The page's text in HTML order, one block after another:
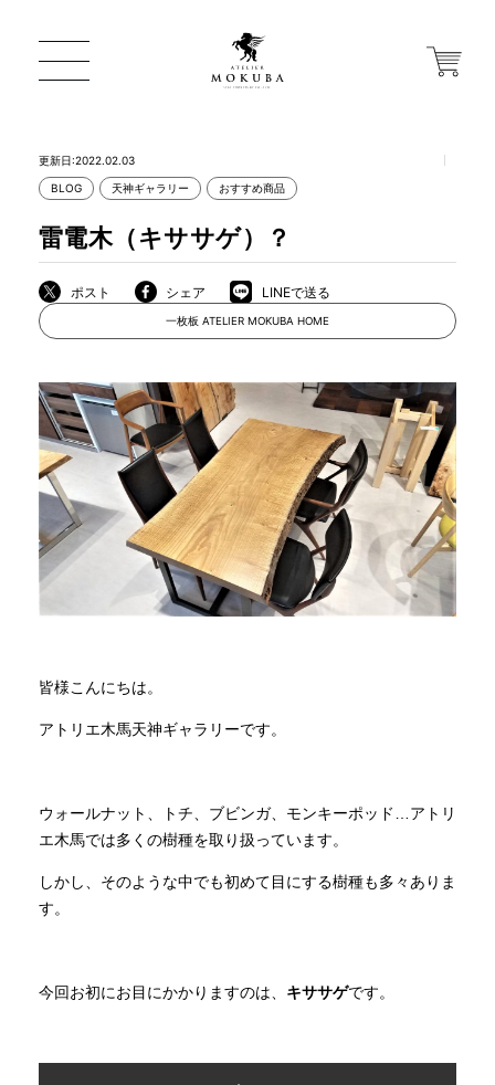
店舗から探す
MOKUBA について
商品情報
全商品一覧
更新日:2022.02.03
BLOG 天神ギャラリー おすすめ商品
雷電木（キササゲ）？
ポスト シェア LINEで送る
一枚板 ATELIER MOKUBA HOME
皆様こんにちは。
アトリエ木馬天神ギャラリーです。
ウォールナット、トチ、ブビンガ、モンキーポッド…アトリ
エ木馬では多くの樹種を取り扱っています。
しかし、そのような中でも初めて目にする樹種も多々ありま
す。
今回お初にお目にかかりますのは、 キササゲです。